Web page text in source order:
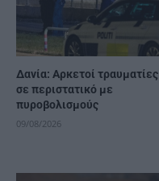
Δανία: Αρκετοί τραυματίες
σε περιστατικό με
πυροβολισμούς
09/08/2026